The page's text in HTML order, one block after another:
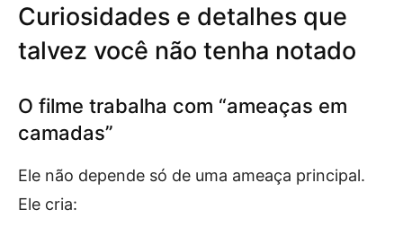
Curiosidades e detalhes que
talvez você não tenha notado
O filme trabalha com “ameaças em
camadas”
Ele não depende só de uma ameaça principal.
Ele cria: